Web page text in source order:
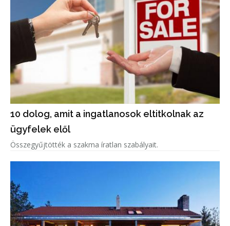
10 dolog, amit a ingatlanosok eltitkolnak az
ügyfelek elől
Összegyűjtötték a szakma íratlan szabályait.